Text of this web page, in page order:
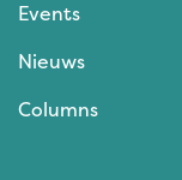
Events
Nieuws
Columns